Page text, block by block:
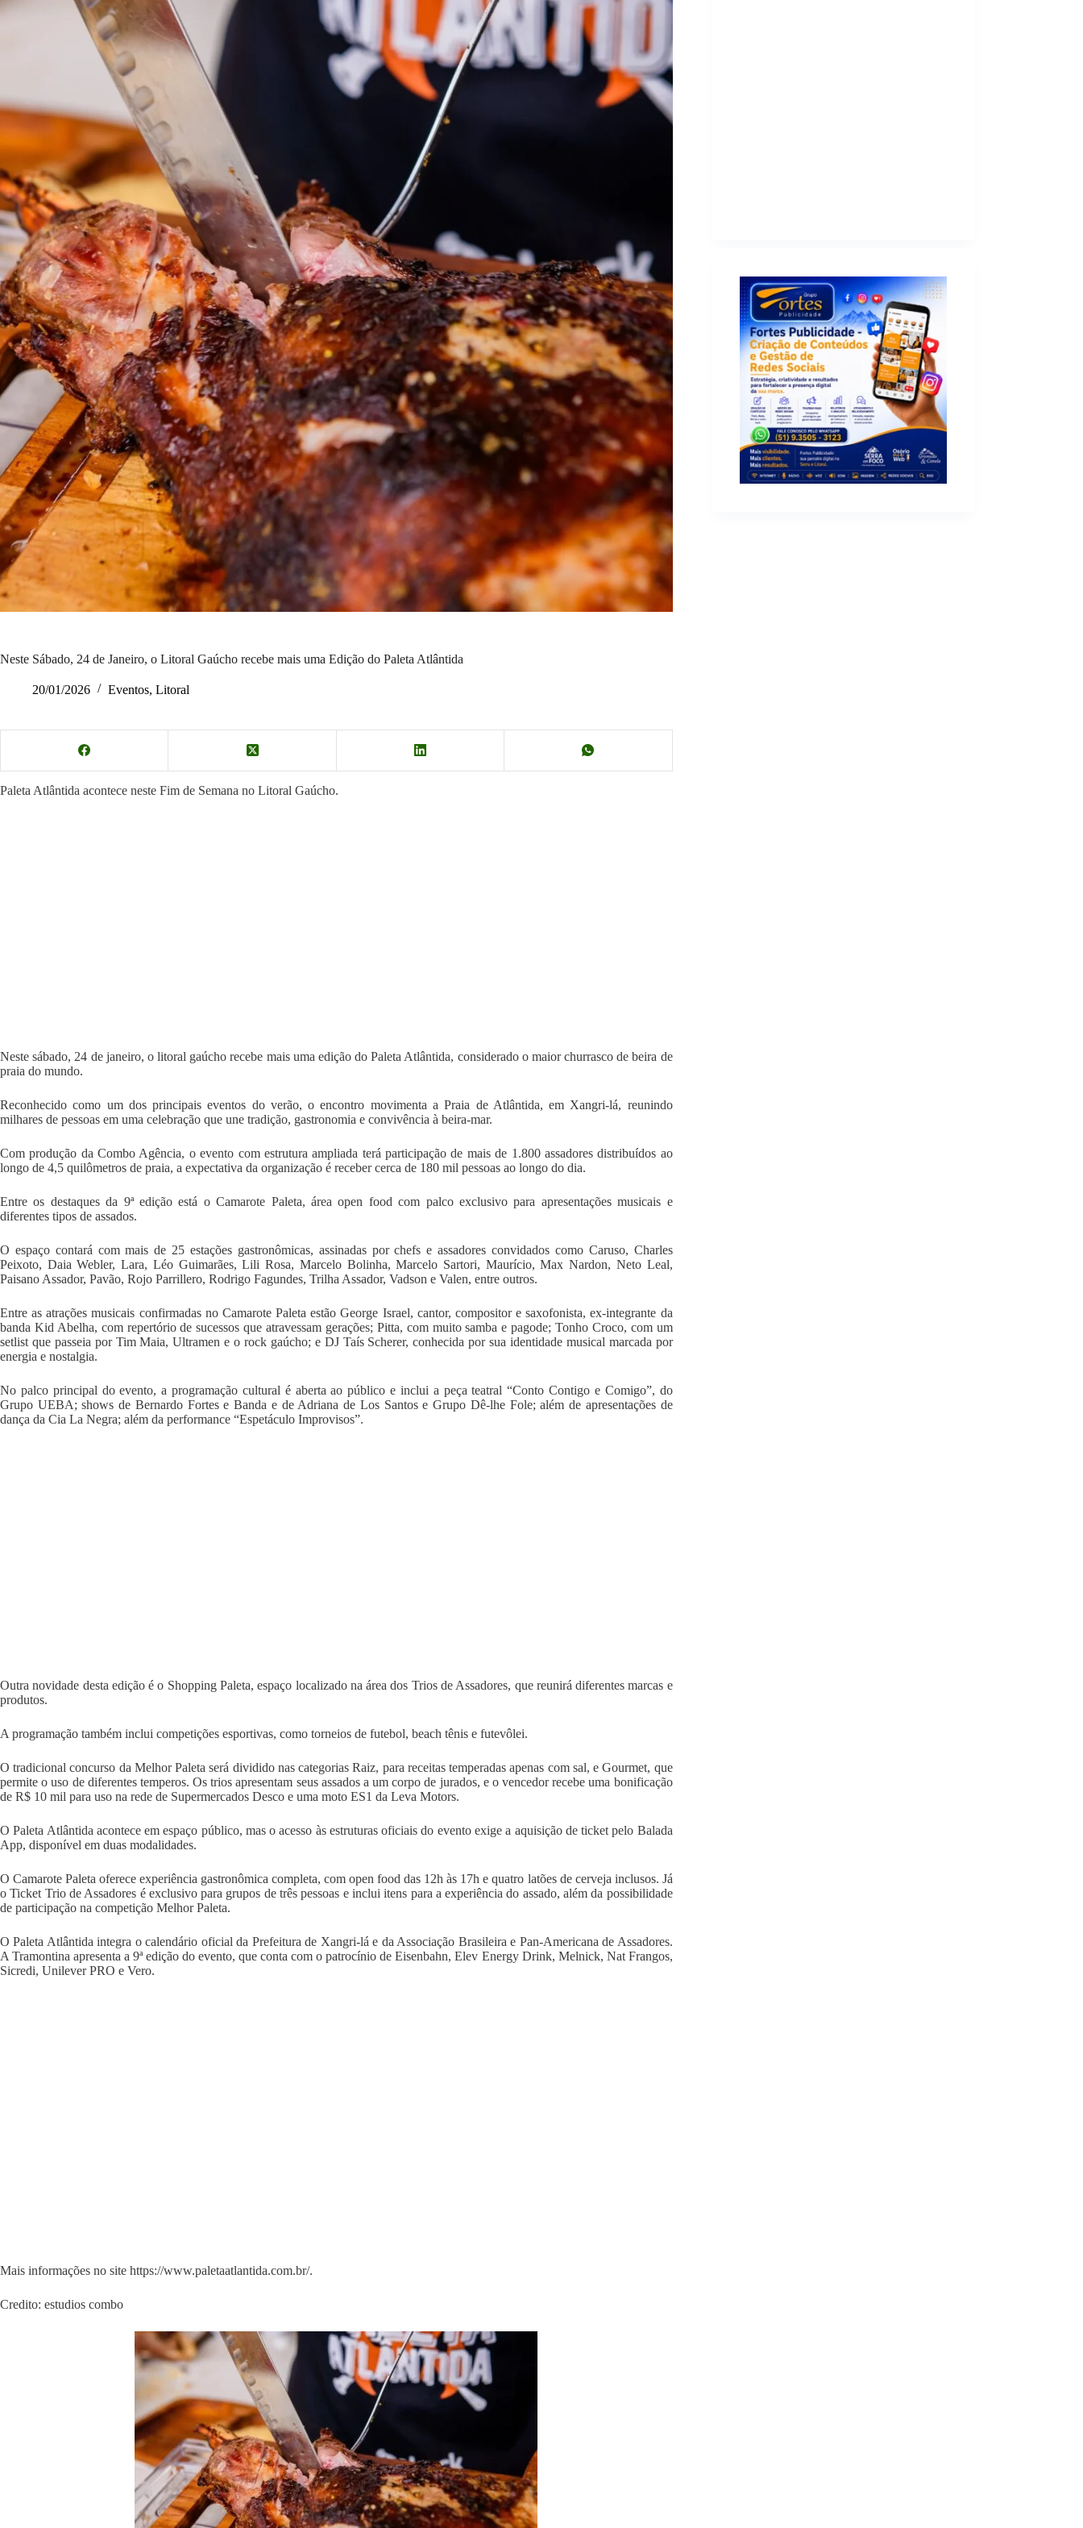
Neste Sábado, 24 de Janeiro, o Litoral Gaúcho recebe mais uma Edição do Paleta Atlântida
20/01/2026 Eventos, Litoral
Paleta Atlântida acontece neste Fim de Semana no Litoral Gaúcho.
Neste sábado, 24 de janeiro, o litoral gaúcho recebe mais uma edição do Paleta Atlântida, considerado o maior churrasco de beira de
praia do mundo.
Reconhecido como um dos principais eventos do verão, o encontro movimenta a Praia de Atlântida, em Xangri-lá, reunindo
milhares de pessoas em uma celebração que une tradição, gastronomia e convivência à beira-mar.
Com produção da Combo Agência, o evento com estrutura ampliada terá participação de mais de 1.800 assadores distribuídos ao
longo de 4,5 quilômetros de praia, a expectativa da organização é receber cerca de 180 mil pessoas ao longo do dia.
Entre os destaques da 9ª edição está o Camarote Paleta, área open food com palco exclusivo para apresentações musicais e
diferentes tipos de assados.
O espaço contará com mais de 25 estações gastronômicas, assinadas por chefs e assadores convidados como Caruso, Charles
Peixoto, Daia Webler, Lara, Léo Guimarães, Lili Rosa, Marcelo Bolinha, Marcelo Sartori, Maurício, Max Nardon, Neto Leal,
Paisano Assador, Pavão, Rojo Parrillero, Rodrigo Fagundes, Trilha Assador, Vadson e Valen, entre outros.
Entre as atrações musicais confirmadas no Camarote Paleta estão George Israel, cantor, compositor e saxofonista, ex-integrante da
banda Kid Abelha, com repertório de sucessos que atravessam gerações; Pitta, com muito samba e pagode; Tonho Croco, com um
setlist que passeia por Tim Maia, Ultramen e o rock gaúcho; e DJ Taís Scherer, conhecida por sua identidade musical marcada por
energia e nostalgia.
No palco principal do evento, a programação cultural é aberta ao público e inclui a peça teatral “Conto Contigo e Comigo”, do
Grupo UEBA; shows de Bernardo Fortes e Banda e de Adriana de Los Santos e Grupo Dê-lhe Fole; além de apresentações de
dança da Cia La Negra; além da performance “Espetáculo Improvisos”.
Outra novidade desta edição é o Shopping Paleta, espaço localizado na área dos Trios de Assadores, que reunirá diferentes marcas e
produtos.
A programação também inclui competições esportivas, como torneios de futebol, beach tênis e futevôlei.
O tradicional concurso da Melhor Paleta será dividido nas categorias Raiz, para receitas temperadas apenas com sal, e Gourmet, que
permite o uso de diferentes temperos. Os trios apresentam seus assados a um corpo de jurados, e o vencedor recebe uma bonificação
de R$ 10 mil para uso na rede de Supermercados Desco e uma moto ES1 da Leva Motors.
O Paleta Atlântida acontece em espaço público, mas o acesso às estruturas oficiais do evento exige a aquisição de ticket pelo Balada
App, disponível em duas modalidades.
O Camarote Paleta oferece experiência gastronômica completa, com open food das 12h às 17h e quatro latões de cerveja inclusos. Já
o Ticket Trio de Assadores é exclusivo para grupos de três pessoas e inclui itens para a experiência do assado, além da possibilidade
de participação na competição Melhor Paleta.
O Paleta Atlântida integra o calendário oficial da Prefeitura de Xangri-lá e da Associação Brasileira e Pan-Americana de Assadores.
A Tramontina apresenta a 9ª edição do evento, que conta com o patrocínio de Eisenbahn, Elev Energy Drink, Melnick, Nat Frangos,
Sicredi, Unilever PRO e Vero.
Mais informações no site https://www.paletaatlantida.com.br/.
Credito: estudios combo